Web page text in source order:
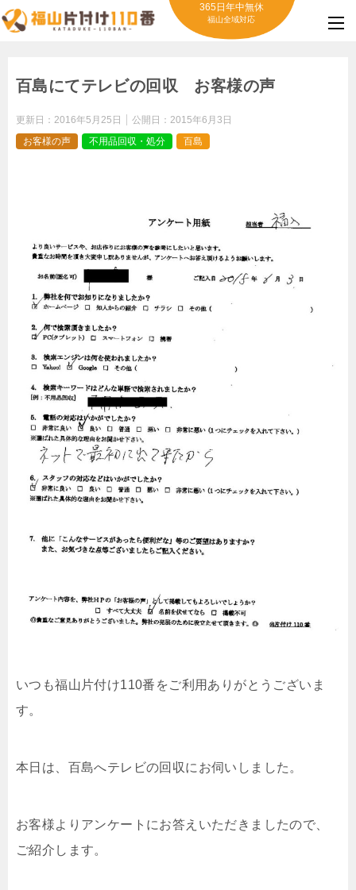
365日年中無休
福山全域対応
百島にてテレビの回収 お客様の声
更新日： 2016年5月25日 公開日： 2015年6月3日
お客様の声
不用品回収・処分 百島
いつも福山片付け110番をご利用ありがとうございま
す。
本日は、百島へテレビの回収にお伺いしました。
お客様よりアンケートにお答えいただきましたので、
ご紹介します。